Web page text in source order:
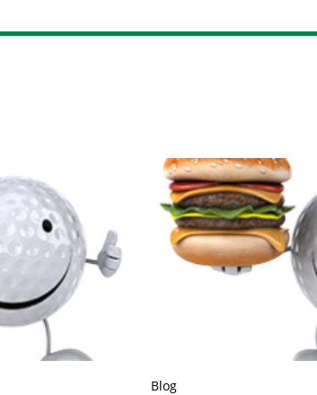
Blog